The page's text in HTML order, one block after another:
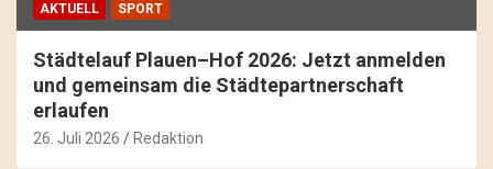
AKTUELL SPORT
Städtelauf Plauen–Hof 2026: Jetzt anmelden
und gemeinsam die Städtepartnerschaft
erlaufen
26. Juli 2026 Redaktion